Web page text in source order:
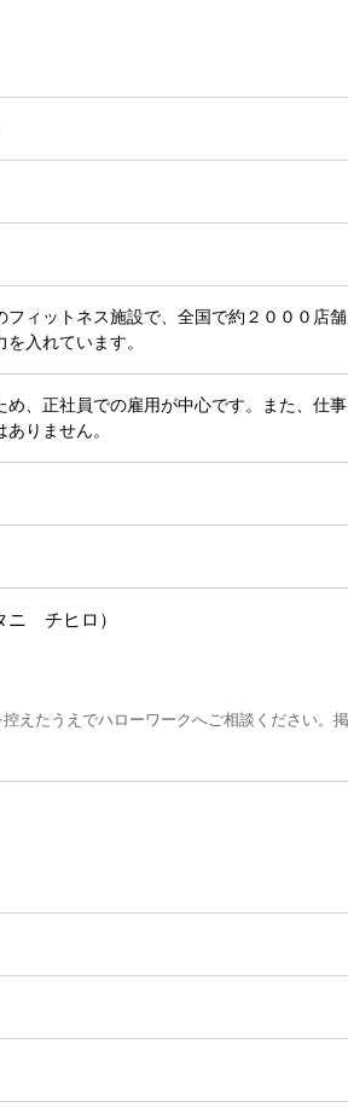
ィットネス施設で、全国で約２０００店
入れています。
、正社員での雇用が中心です。また、仕
りません。
チヒロ）
えたうえでハローワークへご相談ください。